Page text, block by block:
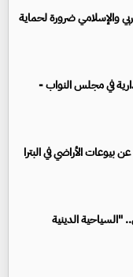
والإسلامي ضرورة لحماية
في مجلس النواب -
الأراضي في البترا
الدينية